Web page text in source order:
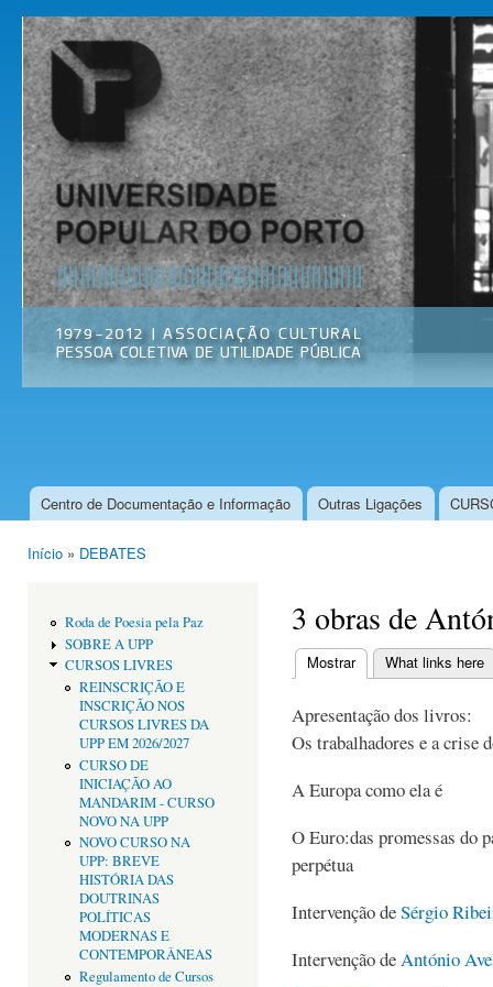
Universidade
Popular do
Porto
Associação
Cultural
Menu principal
Centro de Documentação e Informação Outras Ligações
Início » DEBATES
Roda de Poesia pela Paz
SOBRE A UPP
CURSOS LIVRES
REINSCRIÇÃO E
INSCRIÇÃO NOS
CURSOS LIVRES DA
UPP EM 2026/2027
CURSO DE
INICIAÇÃO AO
MANDARIM - CURSO
NOVO NA UPP
NOVO CURSO NA
UPP: BREVE
HISTÓRIA DAS
DOUTRINAS
POLÍTICAS
MODERNAS E
CONTEMPORÂNEAS
Regulamento de Cursos
3 obras de
Separadores
Mostrar(separador ativo)
What links here
Apresentação dos livros:
Os trabalhadores e a crise
A Europa como ela é
O Euro:das promessas do
perpétua
Intervenção deSérgio
Intervenção deAntónio